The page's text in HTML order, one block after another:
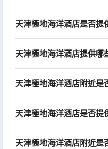
天津極地海洋酒店是否提
天津極地海洋酒店提供哪
天津極地海洋酒店附近是
天津極地海洋酒店是否提
天津極地海洋酒店附近是